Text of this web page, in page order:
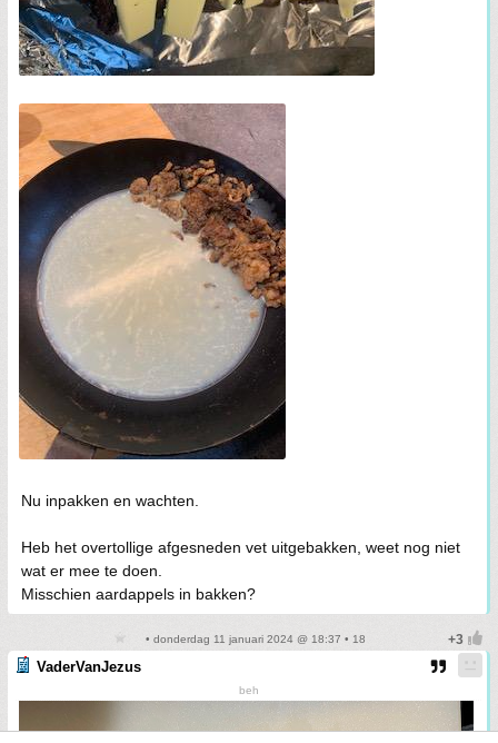
Nu inpakken en wachten.
Heb het overtollige afgesneden vet uitgebakken, weet nog niet
wat er mee te doen.
Misschien aardappels in bakken?
• donderdag 11 januari 2024 @ 18:37 • 18
VaderVanJezus
beh